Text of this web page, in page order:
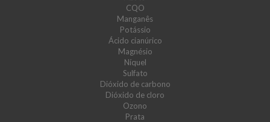
CQO
Manganês
Potássio
Ácido cianúrico
Magnésio
Níquel
Sulfato
Dióxido de carbono
Dióxido de cloro
Ozono
Prata